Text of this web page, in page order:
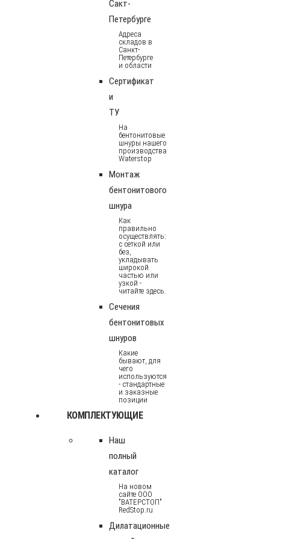
Сакт-
Петербурге
Адреса
складов в
Санкт-
Петербурге
и области
Сертификат
и
ТУ
На
бентонитовые
шнуры нашего
производства
Waterstop
Монтаж
бентонитового
шнура
Как
правильно
осуществлять:
с сеткой или
без,
укладывать
широкой
частью или
узкой -
читайте здесь.
Сечения
бентонитовых
шнуров
Какие
бывают, для
чего
используются
- стандартные
и заказные
позиции
КОМПЛЕКТУЮЩИЕ
Наш
полный
каталог
На новом
сайте ООО
"ВАТЕРСТОП"
RedStop.ru
Дилатационные